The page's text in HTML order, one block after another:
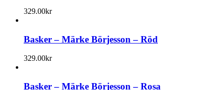
329.00kr
Basker – Märke Börjesson – Röd
329.00kr
Basker – Märke Börjesson – Rosa